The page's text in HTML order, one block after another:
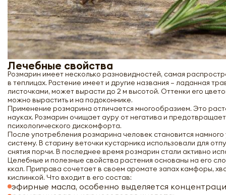
Лечебные свойства
Розмарин имеет несколько разновидностей, самая
в теплицах. Растение имеет и другие названия – ладанная
листочками, может вырасти до 2 м высотой. Оттенки его
можно вырастить и на подоконнике.
Применение розмарина отличается многообразием. Это
науках. Розмарин очищает ауру от негатива и
психологического дискомфорта.
После употребления розмарина человек становится
систему. В старину веточки кустарника использовали для
снятия порчи. В последнее время розмарин стали активно
Целебные и полезные свойства растения основаны на его
ккал. Приправа сочетает в своем аромате запах камфоры,
кислинкой. Что входит в его состав:
эфирные масла, особенно выделяется